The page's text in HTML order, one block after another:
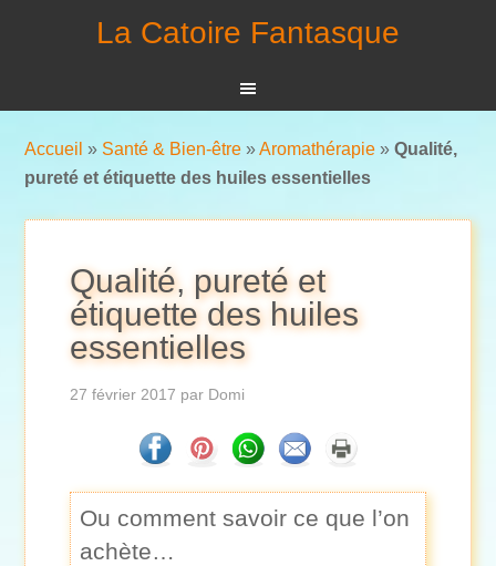
La Catoire Fantasque
Accueil » Santé & Bien-être »Aromathérapie »Qualité,
pureté et étiquette des huiles essentielles
Qualité, pureté et
étiquette des huiles
essentielles
27 février 2017 par Domi
Ou comment savoir ce que l’on
achète…